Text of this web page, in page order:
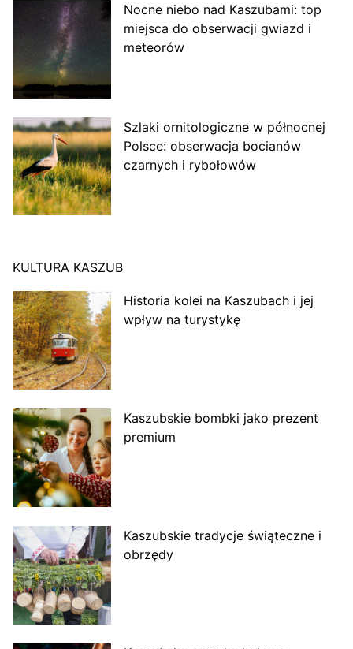
Nocne niebo nad Kaszubami: top
miejsca do obserwacji gwiazd i
meteorów
Szlaki ornitologiczne w północnej
Polsce: obserwacja bocianów
czarnych i rybołowów
KULTURA KASZUB
Historia kolei na Kaszubach i jej
wpływ na turystykę
Kaszubskie bombki jako prezent
premium
Kaszubskie tradycje świąteczne i
obrzędy